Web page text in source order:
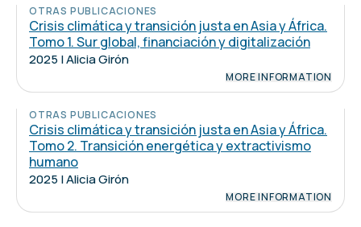
OTRAS PUBLICACIONES
Crisis climática y transición justa en Asia y África.
Tomo 1. Sur global, financiación y digitalización
2025 | Alicia Girón
MORE INFORMATION
OTRAS PUBLICACIONES
Crisis climática y transición justa en Asia y África.
Tomo 2. Transición energética y extractivismo
humano
2025 | Alicia Girón
MORE INFORMATION